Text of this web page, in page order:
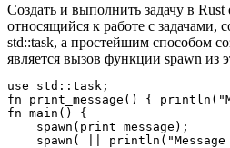
Создать и выполнить задачу в Rust
относящийся к работе с задачами,
std::task, а простейшим способом
является вызов функции spawn из
use std::task;
fn print_message() {
fn main() {
spawn(print_message);
spawn( ||